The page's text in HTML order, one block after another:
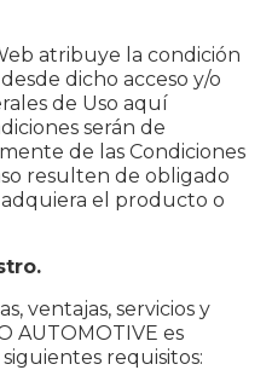
atribuye la condición
dicho acceso y/o
de Uso aquí
serán de
de las Condiciones
resulten de obligado
el producto o
ventajas, servicios y
AUTOMOTIVE es
requisitos: